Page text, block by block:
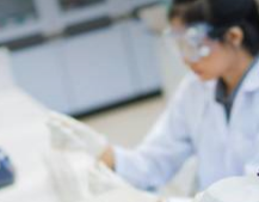
celles-ci avec d'autres
services.